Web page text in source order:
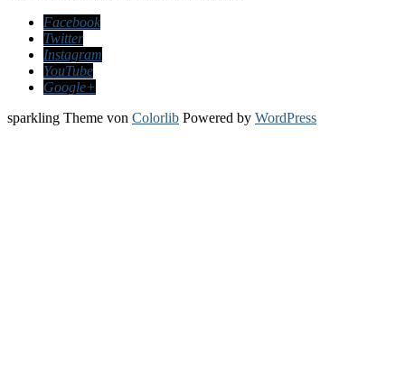
Facebook
Twitter
Instagram
YouTube
Google+
sparkling Theme von Colorlib Powered by WordPress